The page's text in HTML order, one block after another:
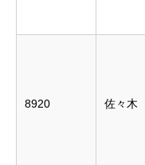
8920 佐々